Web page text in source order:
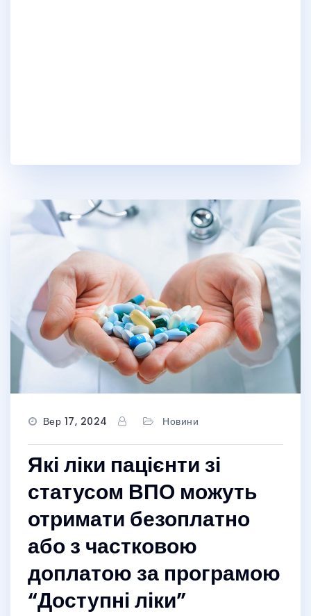
Вер 17, 2024 Новини
Які ліки пацієнти зі
статусом ВПО можуть
отримати безоплатно
або з частковою
доплатою за програмою
“Доступні ліки”